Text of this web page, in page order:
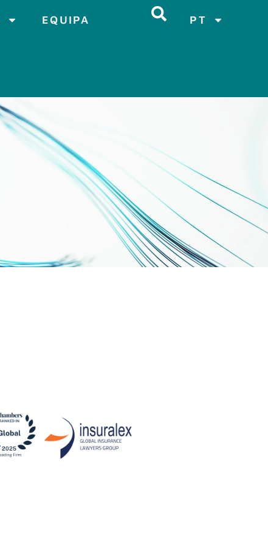
EQUIPA PT